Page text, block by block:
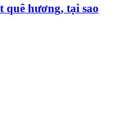
hương, tại sao